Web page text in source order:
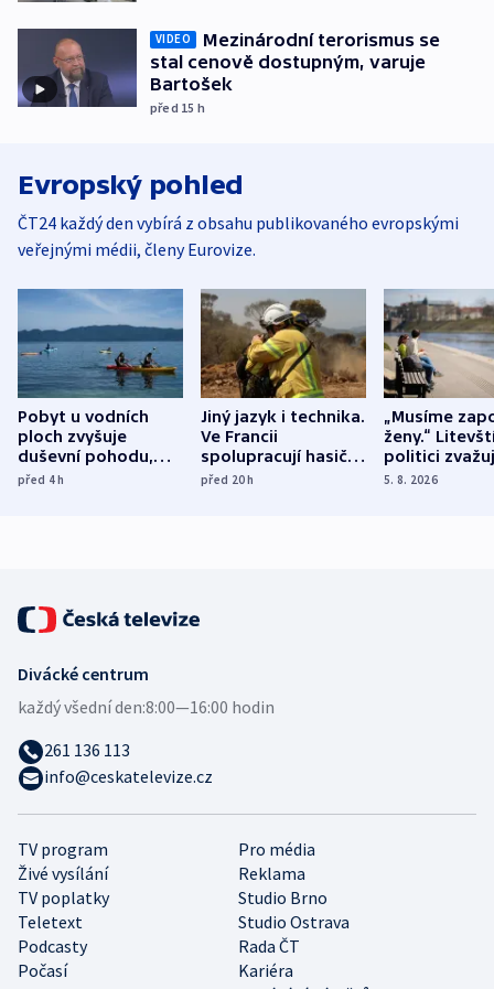
VIDEO
Mezinárodní terorismus se
stal cenově dostupným, varuje
Bartošek
před 15 h
Evropský pohled
ČT24 každý den vybírá z obsahu publikovaného evropskými
veřejnými médii, členy Eurovize.
Pobyt u vodních
ploch zvyšuje
duševní pohodu,
ukázala
před 4h
Jiný jazyk i technika.
Ve Francii
spolupracují hasiči z
různých zemí
před 20h
„Musíme
ženy.“
politici
dohodu o
5. 8. 2026
TV program
Pro média
Živé vysílání
Reklama
TV poplatky
Studio Brno
Teletext
Studio Ostrava
Podcasty
Rada ČT
Počasí
Kariéra
Divácké centrum
každý všední den:8:00—16:00 hodin
261 136 113
info@ceskatelevize.cz